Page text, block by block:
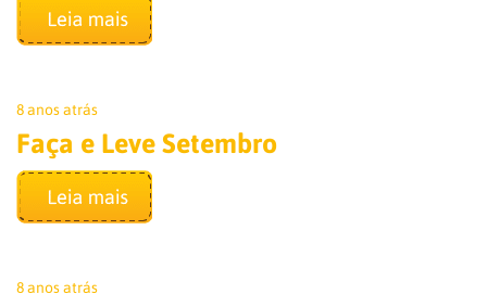
8 anos atrás
Faça e Leve Setembro
8 anos atrás